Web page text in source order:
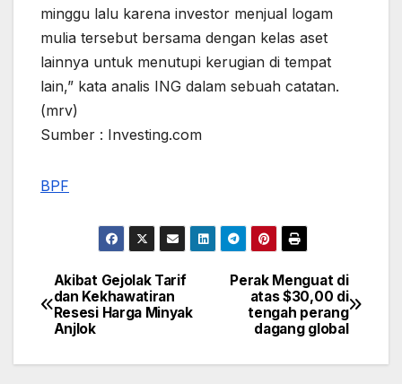
minggu lalu karena investor menjual logam
mulia tersebut bersama dengan kelas aset
lainnya untuk menutupi kerugian di tempat
lain,” kata analis ING dalam sebuah catatan.
(mrv)
Sumber : Investing.com
BPF
Post
navigation
Perak Menguat di
atas $30,00 di
tengah perang
dagang global
Akibat Gejolak Tarif
dan Kekhawatiran
Resesi Harga Minyak
Anjlok